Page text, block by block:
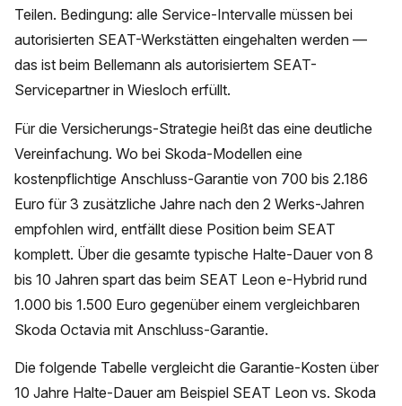
Teilen. Bedingung: alle Service-Intervalle müssen bei
autorisierten SEAT-Werkstätten eingehalten werden —
das ist beim Bellemann als autorisiertem SEAT-
Servicepartner in Wiesloch erfüllt.
Für die Versicherungs-Strategie heißt das eine deutliche
Vereinfachung. Wo bei Skoda-Modellen eine
kostenpflichtige Anschluss-Garantie von 700 bis 2.186
Euro für 3 zusätzliche Jahre nach den 2 Werks-Jahren
empfohlen wird, entfällt diese Position beim SEAT
komplett. Über die gesamte typische Halte-Dauer von 8
bis 10 Jahren spart das beim SEAT Leon e-Hybrid rund
1.000 bis 1.500 Euro gegenüber einem vergleichbaren
Skoda Octavia mit Anschluss-Garantie.
Die folgende Tabelle vergleicht die Garantie-Kosten über
10 Jahre Halte-Dauer am Beispiel SEAT Leon vs. Skoda